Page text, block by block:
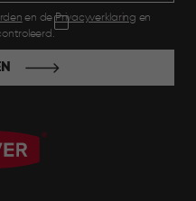
en dePrivacyverklaring en